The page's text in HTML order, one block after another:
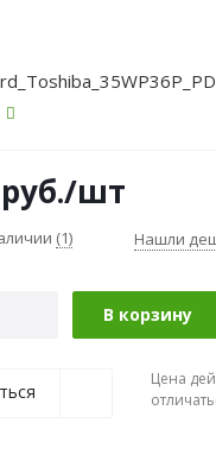
руб./шт
(1) Нашли
В корзину
Цена